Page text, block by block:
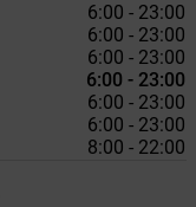
6:00 - 23:00
6:00 - 23:00
6:00 - 23:00
6:00 - 23:00
6:00 - 23:00
6:00 - 23:00
8:00 - 22:00